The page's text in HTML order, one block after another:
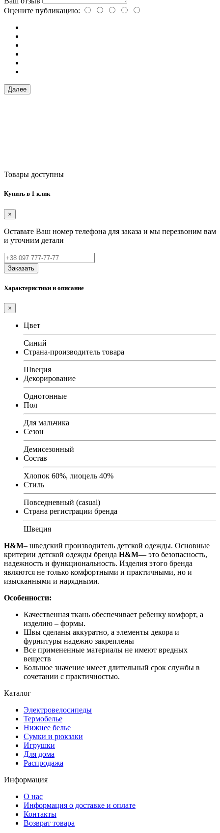
Оцените публикацию:
Далее
Товары доступны
Купить в 1 клик
×
Оставьте Ваш номер телефона для заказа и мы перезвоним вам
и уточним детали
Заказать
Характеристики и описание
×
Цвет
Синий
Страна-производитель товара
Швеция
Декорирование
Однотонные
Пол
Для мальчика
Сезон
Демисезонный
Состав
Хлопок 60%, лиоцель 40%
Стиль
Повседневный (casual)
Страна регистрации бренда
Швеция
H&M– шведский производитель детской одежды. Основные
критерии детской одежды бренда H&M— это безопасность,
надежность и функциональность. Изделия этого бренда
являются не только комфортными и практичными, но и
изысканными и нарядными.
Особенности:
Качественная ткань обеспечивает ребенку комфорт, а
изделию – формы.
Швы сделаны аккуратно, а элементы декора и
фурнитуры надежно закреплены
Все примененные материалы не имеют вредных
веществ
Большое значение имеет длительный срок службы в
сочетании с практичностью.
Каталог
Электровелосипеды
Термобелье
Нижнее белье
Сумки и рюкзаки
Игрушки
Для дома
Распродажа
Информация
О нас
Информация о доставке и оплате
Контакты
Возврат товара